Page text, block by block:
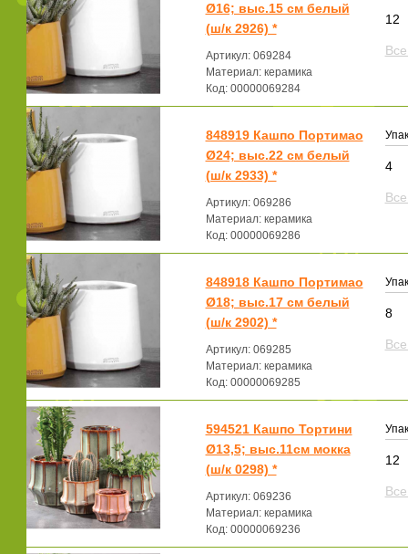
Ø16; выс.15 см белый
(ш/к 2926) *
Артикул: 069284
Материал: керамика
Код: 00000069284
12
848919 Кашпо Портимао
Ø24; выс.22 см белый
(ш/к 2933) *
Артикул: 069286
Материал: керамика
Код: 00000069286
4
848918 Кашпо Портимао
Ø18; выс.17 см белый
(ш/к 2902) *
Артикул: 069285
Материал: керамика
Код: 00000069285
8
594521 Кашпо Тортини
Ø13,5; выс.11см мокка
(ш/к 0298) *
Артикул: 069236
Материал: керамика
Код: 00000069236
12